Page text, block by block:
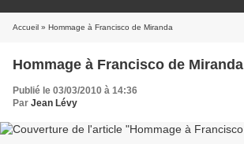
Accueil » Hommage à Francisco de Miranda
Hommage à Francisco de Miranda
Publié le 03/03/2010 à 14:36
Par Jean Lévy